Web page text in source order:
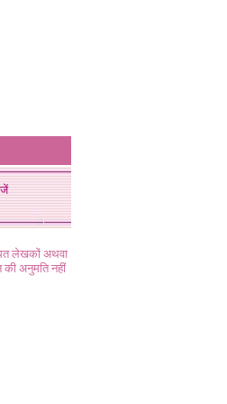
लेखकों अथवा
अनुमति नहीं